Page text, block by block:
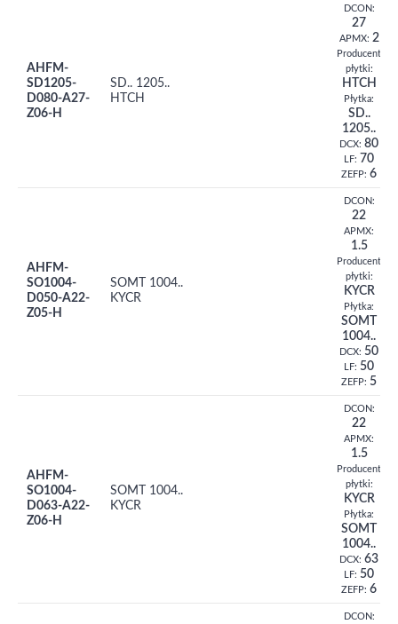
AHFM-
SD1205-
D080-A27-
Z06-H
SD.. 1205..
HTCH
DCON:
27
APMX: 2
Producent
płytki:
HTCH
Płytka:
SD..
1205..
DCX: 80
LF: 70
ZEFP: 6
AHFM-
SO1004-
D050-A22-
Z05-H
SOMT 1004..
KYCR
DCON:
22
APMX:
1.5
Producent
płytki:
KYCR
Płytka:
SOMT
1004..
DCX: 50
LF: 50
ZEFP: 5
AHFM-
SO1004-
D063-A22-
Z06-H
SOMT 1004..
KYCR
DCON:
22
APMX:
1.5
Producent
płytki:
KYCR
Płytka:
SOMT
1004..
DCX: 63
LF: 50
ZEFP: 6
DCON: